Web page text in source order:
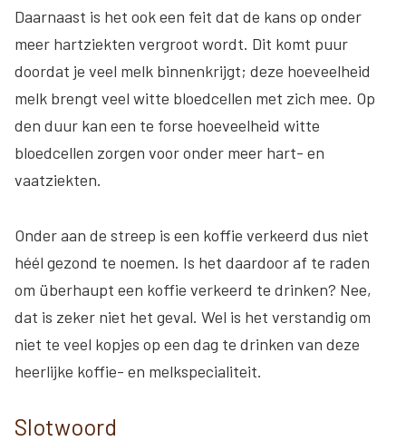
Daarnaast is het ook een feit dat de kans op onder
meer hartziekten vergroot wordt. Dit komt puur
doordat je veel melk binnenkrijgt; deze hoeveelheid
melk brengt veel witte bloedcellen met zich mee. Op
den duur kan een te forse hoeveelheid witte
bloedcellen zorgen voor onder meer hart- en
vaatziekten.
Onder aan de streep is een koffie verkeerd dus niet
héél gezond te noemen. Is het daardoor af te raden
om überhaupt een koffie verkeerd te drinken? Nee,
dat is zeker niet het geval. Wel is het verstandig om
niet te veel kopjes op een dag te drinken van deze
heerlijke koffie- en melkspecialiteit.
Slotwoord